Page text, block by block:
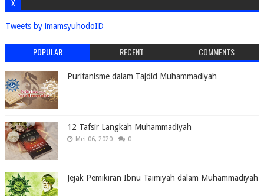
X
Tweets by imamsyuhodoID
POPULAR RECENT COMMENTS
Puritanisme dalam Tajdid Muhammadiyah
12 Tafsir Langkah Muhammadiyah
Mei 06, 2020 0
Jejak Pemikiran Ibnu Taimiyah dalam Muhammadiyah